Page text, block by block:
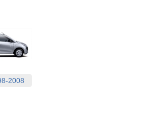
2008